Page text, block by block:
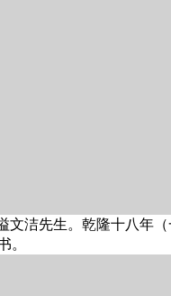
洁先生。乾隆十八年